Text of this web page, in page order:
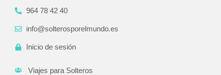
964 78 42 40
info@solterosporelmundo.es
Inicio de sesión
Viajes para Solteros